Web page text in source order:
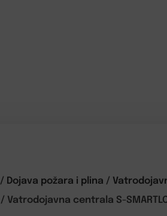
/ Dojava požara i plina /
/ Vatrodojavna centrala S-